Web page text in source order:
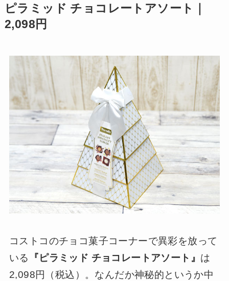
ピラミッド チョコレートアソート｜
2,098円
コストコのチョコ菓子コーナーで異彩を放って
いる
『ピラミッド チョコレートアソート』 は
2,098円（税込）。なんだか神秘的というか中